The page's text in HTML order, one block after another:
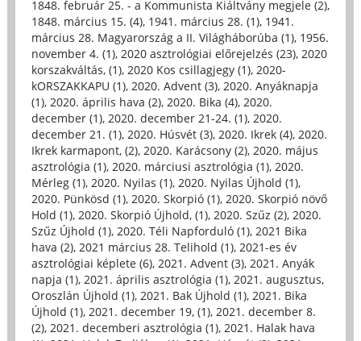
1848. február 25. - a Kommunista Kiáltvány megjele (2),
1848. március 15. (4), 1941. március 28. (1), 1941.
március 28. Magyarország a II. Világháborúba (1), 1956.
november 4. (1), 2020 asztrológiai előrejelzés (23), 2020
korszakváltás, (1), 2020 Kos csillagjegy (1), 2020-
kORSZAKKAPU (1), 2020. Advent (3), 2020. Anyáknapja
(1), 2020. április hava (2), 2020. Bika (4), 2020.
december (1), 2020. december 21-24. (1), 2020.
december 21. (1), 2020. Húsvét (3), 2020. Ikrek (4), 2020.
Ikrek karmapont, (2), 2020. Karácsony (2), 2020. május
asztrológia (1), 2020. márciusi asztrológia (1), 2020.
Mérleg (1), 2020. Nyilas (1), 2020. Nyilas Újhold (1),
2020. Pünkösd (1), 2020. Skorpió (1), 2020. Skorpió növő
Hold (1), 2020. Skorpió Újhold, (1), 2020. Szűz (2), 2020.
Szűz Újhold (1), 2020. Téli Napforduló (1), 2021 Bika
hava (2), 2021 március 28. Telihold (1), 2021-es év
asztrológiai képlete (6), 2021. Advent (3), 2021. Anyák
napja (1), 2021. április asztrológia (1), 2021. augusztus,
Oroszlán Újhold (1), 2021. Bak Újhold (1), 2021. Bika
Újhold (1), 2021. december 19, (1), 2021. december 8.
(2), 2021. decemberi asztrológia (1), 2021. Halak hava